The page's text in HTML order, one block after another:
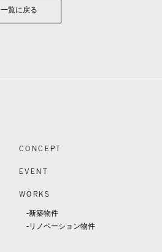
一覧に戻る
CONCEPT
EVENT
WORKS
-新築物件
-リノベーション物件